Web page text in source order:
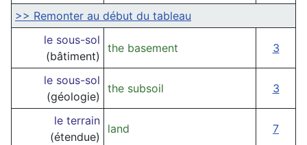
>> Remonter au début du tableau
le sous-sol
(bâtiment)
the basement 3
le sous-sol
(géologie)
the subsoil 3
le terrain
(étendue)
land 7